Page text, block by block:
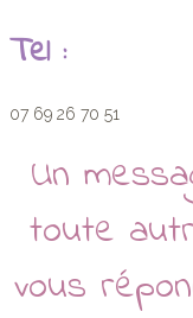
Tel :
07 69 26 70 51
Un
toute
vous